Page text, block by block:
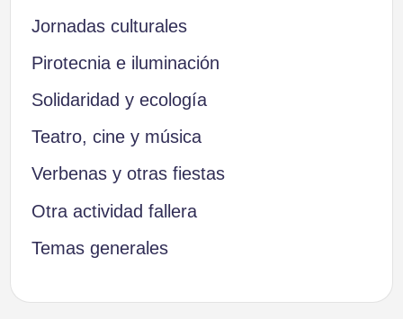
Jornadas culturales
Pirotecnia e iluminación
Solidaridad y ecología
Teatro, cine y música
Verbenas y otras fiestas
Otra actividad fallera
Temas generales